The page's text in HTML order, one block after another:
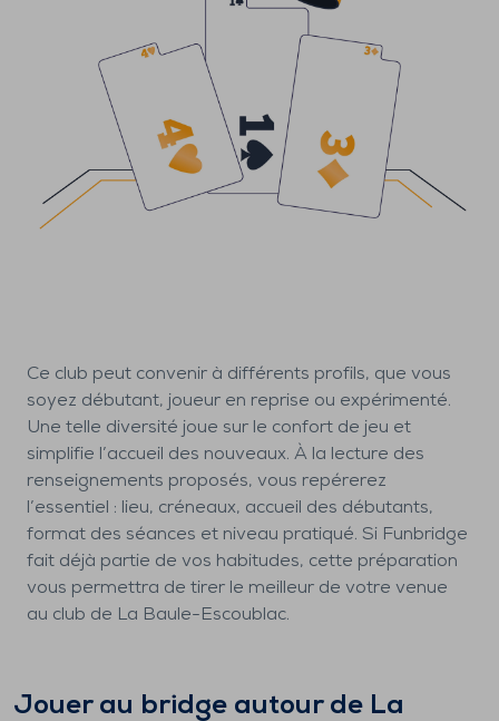
Ce club peut convenir à différents profils, que vous
soyez débutant, joueur en reprise ou expérimenté.
Une telle diversité joue sur le confort de jeu et
simplifie l’accueil des nouveaux. À la lecture des
renseignements proposés, vous repérerez
l’essentiel : lieu, créneaux, accueil des débutants,
format des séances et niveau pratiqué. Si Funbridge
fait déjà partie de vos habitudes, cette préparation
vous permettra de tirer le meilleur de votre venue
au club de La Baule-Escoublac.
Jouer au bridge autour de La